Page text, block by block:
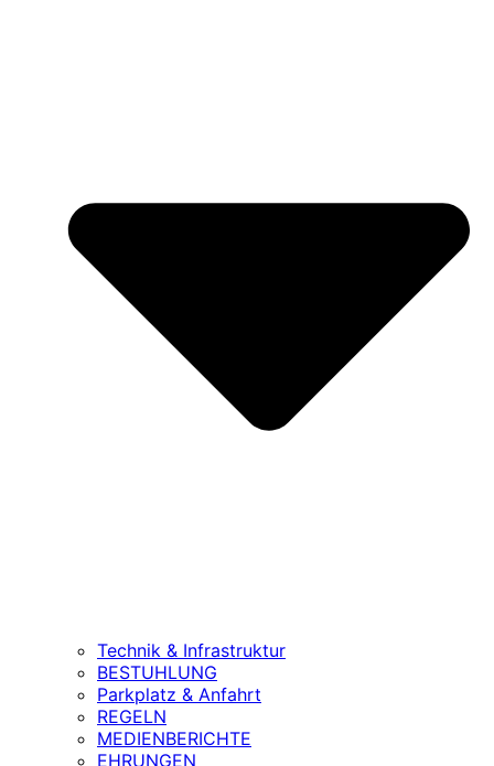
Technik & Infrastruktur
BESTUHLUNG
Parkplatz & Anfahrt
REGELN
MEDIENBERICHTE
EHRUNGEN